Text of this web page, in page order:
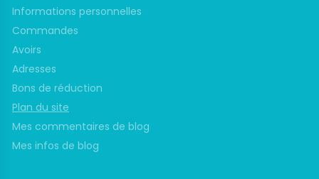
Informations personnelles
Commandes
Avoirs
Adresses
Bons de réduction
Plan du site
Mes commentaires de blog
Mes infos de blog